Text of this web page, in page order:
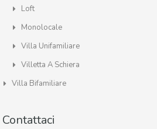
Loft
Monolocale
Villa Unifamiliare
Villetta A Schiera
Villa Bifamiliare
Contattaci